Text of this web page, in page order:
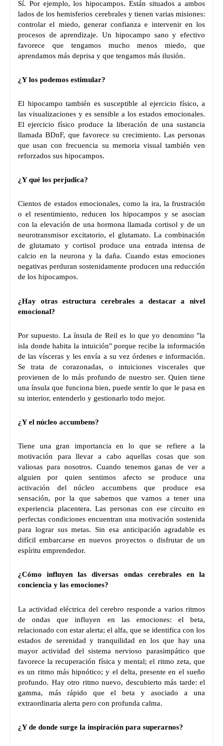
Sí. Por ejemplo, los hipocampos. Están situados a ambos
lados de los hemisferios cerebrales y tienen varias misiones:
controlar el miedo, generar confianza e intervenir en los
procesos de aprendizaje. Un hipocampo sano y efectivo
favorece que tengamos mucho menos miedo, que
aprendamos más deprisa y que tengamos más ilusión.
¿Y los podemos estimular?
El hipocampo también es susceptible al ejercicio físico, a
las visualizaciones y es sensible a los estados emocionales.
El ejercicio físico produce la liberación de una sustancia
llamada BDnF, que favorece su crecimiento. Las personas
que usan con frecuencia su memoria visual también ven
reforzados sus hipocampos.
¿Y qué los perjudica?
Cientos de estados emocionales, como la ira, la frustración
o el resentimiento, reducen los hipocampos y se asocian
con la elevación de una hormona llamada cortisol y de un
neurotransmisor excitatorio, el glutamato. La combinación
de glutamato y cortisol produce una entrada intensa de
calcio en la neurona y la daña. Cuando estas emociones
negativas perduran sostenidamente producen una reducción
de los hipocampos.
¿Hay otras estructura cerebrales a destacar a nivel
emocional?
Por supuesto. La ínsula de Reil es lo que yo denomino "la
isla donde habita la intuición" porque recibe la información
de las vísceras y les envía a su vez órdenes e información.
Se trata de corazonadas, o intuiciones viscerales que
provienen de lo más profundo de nuestro ser. Quien tiene
una ínsula que funciona bien, puede sentir lo que le pasa en
su interior, entenderlo y gestionarlo todo mejor.
¿Y el núcleo accumbens?
Tiene una gran importancia en lo que se refiere a la
motivación para llevar a cabo aquellas cosas que son
valiosas para nosotros. Cuando tenemos ganas de ver a
alguien por quien sentimos afecto se produce una
activación del núcleo accumbens que produce esa
sensación, por la que sabemos que vamos a tener una
experiencia placentera. Las personas con ese circuito en
perfectas condiciones encuentran una motivación sostenida
para lograr sus metas. Sin esa anticipación agradable es
difícil embarcarse en nuevos proyectos o disfrutar de un
espíritu emprendedor.
¿Cómo influyen las diversas ondas cerebrales en la
conciencia y las emociones?
La actividad eléctrica del cerebro responde a varios ritmos
de ondas que influyen en las emociones: el beta,
relacionado con estar alerta; el alfa, que se identifica con los
estados de serenidad y tranquilidad en los que hay una
mayor actividad del sistema nervioso parasimpático que
favorece la recuperación física y mental; el ritmo zeta, que
es un ritmo más hipnótico; y el delta, presente en el sueño
profundo. Hay otro ritmo nuevo, descubierto más tarde: el
gamma, más rápido que el beta y asociado a una
extraordinaria alerta pero con profunda calma.
¿Y de donde surge la inspiración para superarnos?